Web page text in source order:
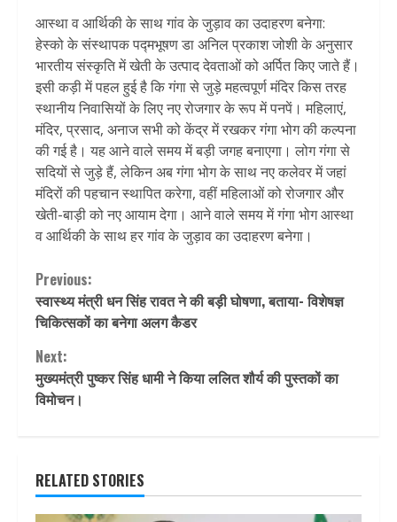
आस्था व आर्थिकी के साथ गांव के जुड़ाव का उदाहरण बनेगा:
हेस्को के संस्थापक पद्मभूषण डा अनिल प्रकाश जोशी के अनुसार
भारतीय संस्कृति में खेती के उत्पाद देवताओं को अर्पित किए जाते हैं।
इसी कड़ी में पहल हुई है कि गंगा से जुड़े महत्वपूर्ण मंदिर किस तरह
स्थानीय निवासियों के लिए नए रोजगार के रूप में पनपें। महिलाएं,
मंदिर, प्रसाद, अनाज सभी को केंद्र में रखकर गंगा भोग की कल्पना
की गई है। यह आने वाले समय में बड़ी जगह बनाएगा। लोग गंगा से
सदियों से जुड़े हैं, लेकिन अब गंगा भोग के साथ नए कलेवर में जहां
मंदिरों की पहचान स्थापित करेगा, वहीं महिलाओं को रोजगार और
खेती-बाड़ी को नए आयाम देगा। आने वाले समय में गंगा भोग आस्था
व आर्थिकी के साथ हर गांव के जुड़ाव का उदाहरण बनेगा।
Continue
Reading
Previous:
स्वास्थ्य मंत्री धन सिंह रावत ने की बड़ी घोषणा, बताया- विशेषज्ञ
चिकित्सकों का बनेगा अलग कैडर
Next:
मुख्यमंत्री पुष्कर सिंह धामी ने किया ललित शौर्य की पुस्तकों का
विमोचन।
RELATED STORIES